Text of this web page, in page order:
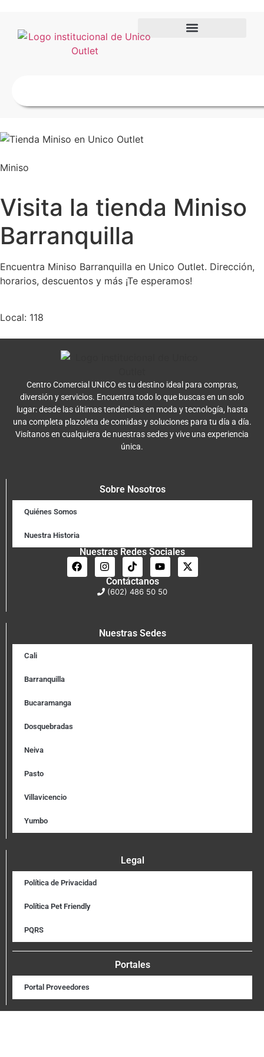
Miniso
Visita la tienda Miniso
Barranquilla
Encuentra Miniso Barranquilla en Unico Outlet. Dirección,
horarios, descuentos y más ¡Te esperamos!
Local: 118
Centro Comercial UNICO es tu destino ideal para compras,
diversión y servicios. Encuentra todo lo que buscas en un solo
lugar: desde las últimas tendencias en moda y tecnología, hasta
una completa plazoleta de comidas y soluciones para tu día a día.
Visítanos en cualquiera de nuestras sedes y vive una experiencia
única.
Sobre Nosotros
Quiénes Somos
Nuestra Historia
Nuestras Redes Sociales
Contáctanos
(602) 486 50 50
Nuestras Sedes
Cali
Barranquilla
Bucaramanga
Dosquebradas
Neiva
Pasto
Villavicencio
Yumbo
Legal
Política de Privacidad
Política Pet Friendly
PQRS
Portales
Portal Proveedores